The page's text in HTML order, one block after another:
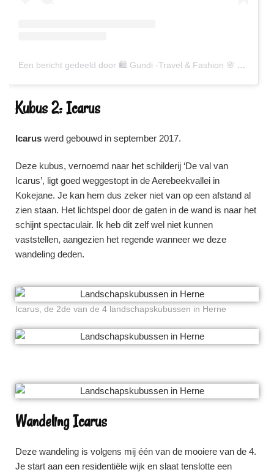
Een bericht gedeeld door 🛍 Gundi -Travel & Fashion 🌸 (@gundiscover)
Kubus 2: Icarus
Icarus werd gebouwd in september 2017.
Deze kubus, vernoemd naar het schilderij ‘De val van
Icarus’, ligt goed weggestopt in de Aerebeekvallei in
Kokejane. Je kan hem dus zeker niet van op een afstand al
zien staan. Het lichtspel door de gaten in de wand is naar het
schijnt spectaculair. Ik heb dit zelf wel niet kunnen
vaststellen, aangezien het regende wanneer we deze
wandeling deden.
Icarus, de 2de van de 4 landschapskubussen in Herne
Wandeling Icarus
Deze wandeling is volgens mij één van de mooiere van de 4.
Je start aan een residentiële wijk en slaat tenslotte een